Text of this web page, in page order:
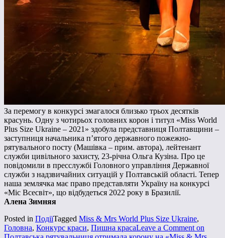
За перемогу в конкурсі змагалося близько трьох десятків
красунь. Одну з чотирьох головних корон і титул «Miss World
Plus Size Ukraine – 2021» здобула представниця Полтавщини –
заступниця начальника п’ятого державного пожежно-
рятувального посту (Машівка – прим. автора), лейтенант
служби цивільного захисту, 23-річна Ольга Кузіна. Про це
повідомили в пресслужбі Головного управління Державної
служби з надзвичайних ситуацій у Полтавській області. Тепер
наша землячка має право представляти Україну на конкурсі
«Міс Всесвіт», що відбудеться 2022 року в Бразилії.
Алена Зимняя
Posted in ПодіїTagged Miss & Mrs World Plus Size Ukraine,
Головна, Конкурс краси, Пишна красаLeave a Comment on